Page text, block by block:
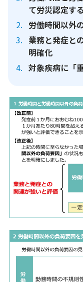
て労災認定す
労働時間以外
業務と発症と
明確化
対象疾病に「